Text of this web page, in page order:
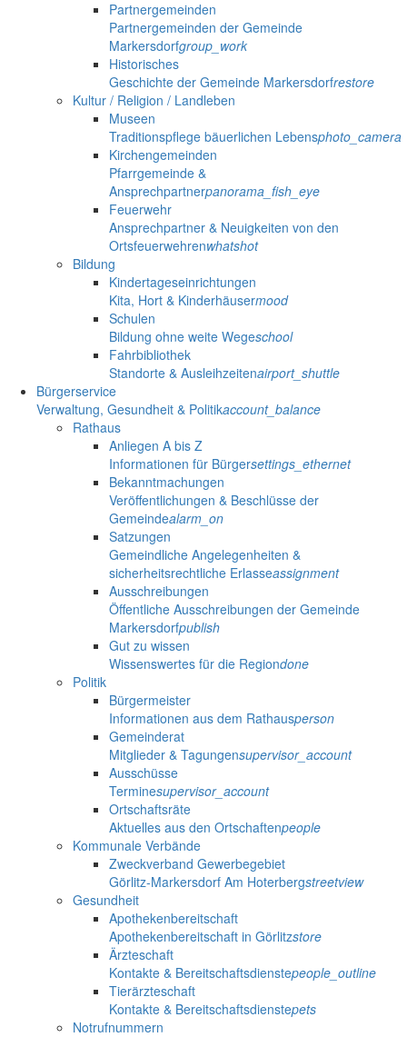
Partnergemeinden
Partnergemeinden der Gemeinde
Markersdorfgroup_work
Historisches
Geschichte der Gemeinde Markersdorfrestore
Kultur / Religion / Landleben
Museen
Traditionspflege bäuerlichen Lebensphoto_camera
Kirchengemeinden
Pfarrgemeinde &
Ansprechpartnerpanorama_fish_eye
Feuerwehr
Ansprechpartner & Neuigkeiten von den
Ortsfeuerwehrenwhatshot
Bildung
Kindertageseinrichtungen
Kita, Hort & Kinderhäusermood
Schulen
Bildung ohne weite Wegeschool
Fahrbibliothek
Standorte & Ausleihzeitenairport_shuttle
Bürgerservice
Verwaltung, Gesundheit & Politikaccount_balance
Rathaus
Anliegen A bis Z
Informationen für Bürgersettings_ethernet
Bekanntmachungen
Veröffentlichungen & Beschlüsse der
Gemeindealarm_on
Satzungen
Gemeindliche Angelegenheiten &
sicherheitsrechtliche Erlasseassignment
Ausschreibungen
Öffentliche Ausschreibungen der Gemeinde
Markersdorfpublish
Gut zu wissen
Wissenswertes für die Regiondone
Politik
Bürgermeister
Informationen aus dem Rathausperson
Gemeinderat
Mitglieder & Tagungensupervisor_account
Ausschüsse
Terminesupervisor_account
Ortschaftsräte
Aktuelles aus den Ortschaftenpeople
Kommunale Verbände
Zweckverband Gewerbegebiet
Görlitz-Markersdorf Am Hoterbergstreetview
Gesundheit
Apothekenbereitschaft
Apothekenbereitschaft in Görlitzstore
Ärzteschaft
Kontakte & Bereitschaftsdienstepeople_outline
Tierärzteschaft
Kontakte & Bereitschaftsdienstepets
Notrufnummern